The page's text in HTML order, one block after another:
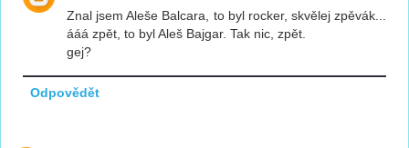
Znal jsem Aleše Balcara, to byl rocker, skvělej zpěvák...
ááá zpět, to byl Aleš Bajgar. Tak nic, zpět.
gej?
Odpovědět